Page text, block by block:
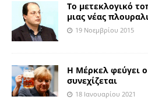
To μετεκλογικό
μιας νέας
19 Νοεμβρίου 2015
Η Μέρκελ φεύγει
συνεχίζεται
18 Ιανουαρίου 2021